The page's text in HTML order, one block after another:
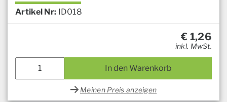
Artikel Nr: ID018
€ 1,26
inkl. MwSt.
In den Warenkorb
Meinen Preis anzeigen